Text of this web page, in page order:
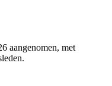
aangenomen, met